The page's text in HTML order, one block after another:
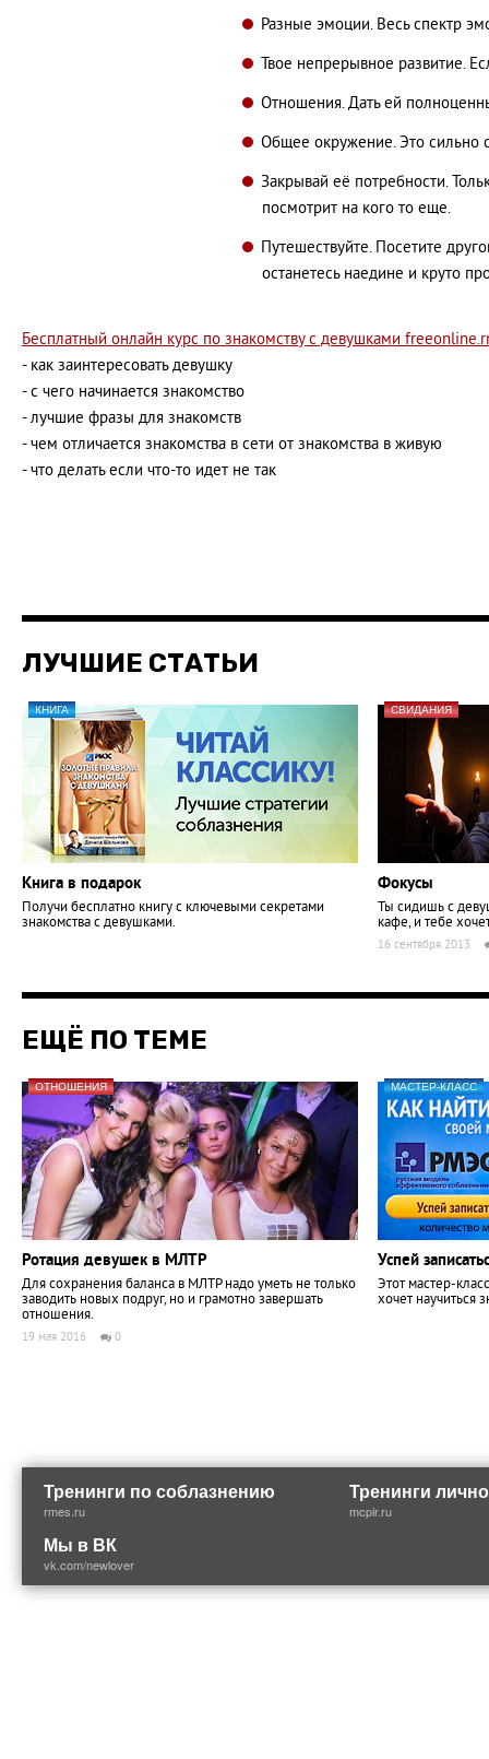
Разные эмоции. Весь спектр
Твое непрерывное развитие.
Отношения. Дать ей
Общее окружение. Это сильно
Закрывай её потребности.
посмотрит на кого то еще.
Путешествуйте. Посетите
останетесь наедине и круто
Бесплатный онлайн курс по знакомству с девушками
- как заинтересовать девушку
- с чего начинается знакомство
- лучшие фразы для знакомств
- чем отличается знакомства в сети от знакомства в живую
- что делать если что-то идет не так
ЛУЧШИЕ СТАТЬИ
КНИГА
Книга в подарок
Получи бесплатно книгу с ключевыми секретами
знакомства с девушками.
СВИДАНИЯ
Фокусы
Ты сидишь с
кафе, и тебе
16 сентября 2013
ЕЩЁ ПО ТЕМЕ
ОТНОШЕНИЯ
Ротация девушек в МЛТР
Для сохранения баланса в МЛТР надо уметь не только
заводить новых подруг, но и грамотно завершать
отношения.
19 мая 2016 0
МАСТЕР-КЛАСС
Успей
Этот мастер-
хочет научиться
Тренинги по соблазнению
rmes.ru
Тренинги
mcpir.ru
Мы в ВК
vk.com/newlover